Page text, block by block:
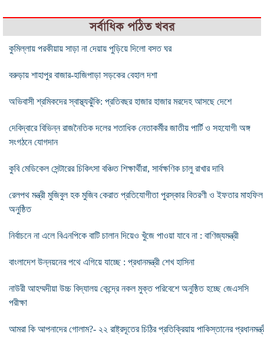
সর্বাধিক পঠিত খবর
কুমিল্লায় পরকীয়ায় সাড়া না দেয়ায় পুড়িয়ে দিলো বসত ঘর
বরুড়ায় শাহাপুর বাজার-হাজিপাড়া সড়কের বেহাল দশা
অভিবাসী শ্রমিকদের স্বাস্থ্যঝুঁকি: প্রতিবছর হাজার হাজার মরদেহ আসছে দেশে
দেবিদ্বারে বিভিন্ন রাজনৈতিক দলের শতাধিক নেতাকর্মীর জাতীয় পার্টি ও সহযোগী অঙ্গ
সংগঠনে যোগদান
কুবি মেডিকেল সেন্টারের চিকিৎসা বঞ্চিত শিক্ষার্থীরা, সার্বক্ষণিক চালু রাখার দাবি
রেলপথ মন্ত্রী মুজিবুল হক মুজিব কেরাত প্রতিযোগীতা পুরস্কার বিতরণী ও ইফতার মাহফিল
অনুষ্ঠিত
নির্বাচনে না এলে বিএনপিকে বাটি চালান দিয়েও খুঁজে পাওয়া যাবে না : বাণিজ্যমন্ত্রী
বাংলাদেশ উন্নয়নের পথে এগিয়ে যাচ্ছে : প্রধানমন্ত্রী শেখ হাসিনা
নাউরী আহম্মদীয়া উচ্চ বিদ্যালয় কেন্দ্রে নকল মুক্ত পরিবেশে অনুষ্ঠিত হচ্ছে জেএসসি
পরীক্ষা
আমরা কি আপনাদের গোলাম?- ২২ রাষ্ট্রদূতের চিঠির প্রতিক্রিয়ায় পাকিস্তানের